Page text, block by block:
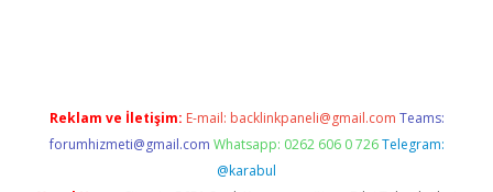
Reklam ve İletişim: E-mail: backlinkpaneli@gmail.com Teams:
forumhizmeti@gmail.com Whatsapp: 0262 606 0 726 Telegram:
@karabul